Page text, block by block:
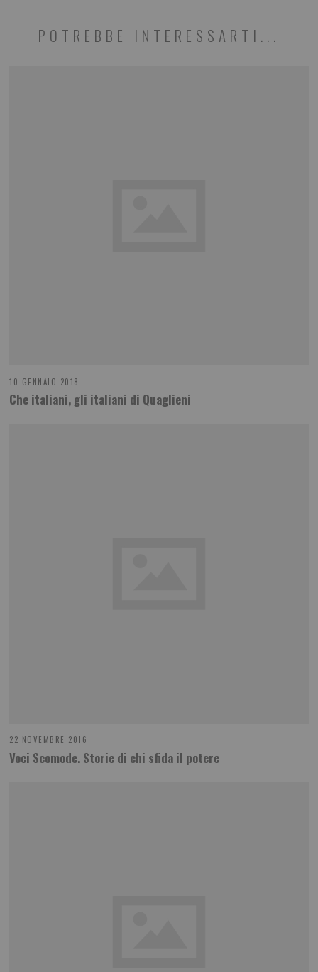
POTREBBE INTERESSARTI...
10 GENNAIO 2018
Che italiani, gli italiani di Quaglieni
22 NOVEMBRE 2016
Voci Scomode. Storie di chi sfida il potere